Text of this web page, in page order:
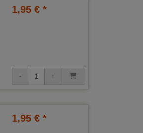
1,95 € *
1,95 € *